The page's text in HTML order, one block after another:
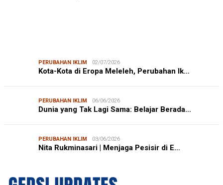
PERUBAHAN IKLIM 02/07/2026
Kota-Kota di Eropa Meleleh, Perubahan Ik…
PERUBAHAN IKLIM 06/06/2026
Dunia yang Tak Lagi Sama: Belajar Berada…
PERUBAHAN IKLIM 03/06/2026
Nita Rukminasari | Menjaga Pesisir di E…